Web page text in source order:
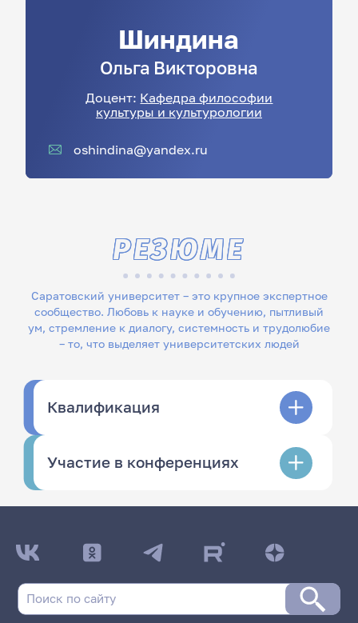
Шиндина
Ольга Викторовна
Доцент: Кафедра философии
культуры и культурологии
oshindina@yandex.ru
Саратовский университет – это крупное экспертное
сообщество. Любовь к науке и обучению, пытливый
ум, стремление к диалогу, системность и трудолюбие
– то, что выделяет университетских людей
РЕЗЮМЕ
Квалификация
Участие в конференциях